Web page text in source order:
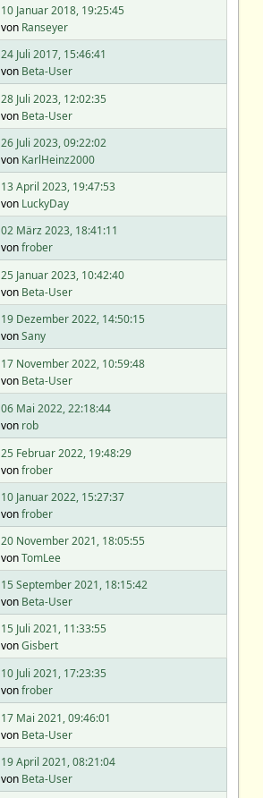
10 Januar 2018, 19:25:45
von Ranseyer
24 Juli 2017, 15:46:41
von Beta-User
28 Juli 2023, 12:02:35
von Beta-User
26 Juli 2023, 09:22:02
von KarlHeinz2000
13 April 2023, 19:47:53
von LuckyDay
02 März 2023, 18:41:11
vonfrober
25 Januar 2023, 10:42:40
von Beta-User
19 Dezember 2022, 14:50:15
vonSany
17 November 2022, 10:59:48
von Beta-User
06 Mai 2022, 22:18:44
von rob
25 Februar 2022, 19:48:29
vonfrober
10 Januar 2022, 15:27:37
vonfrober
20 November 2021, 18:05:55
vonTomLee
15 September 2021, 18:15:42
von Beta-User
15 Juli 2021, 11:33:55
vonGisbert
10 Juli 2021, 17:23:35
vonfrober
17 Mai 2021, 09:46:01
von Beta-User
19 April 2021, 08:21:04
von Beta-User